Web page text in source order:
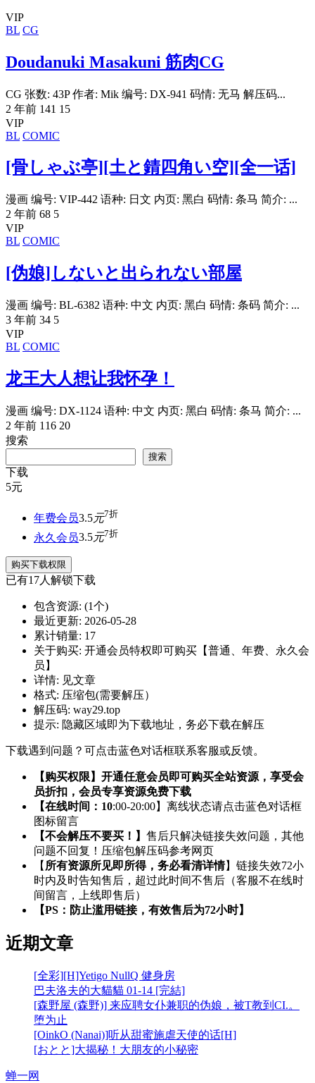
VIP
BL CG
Doudanuki Masakuni 筋肉CG
CG 张数: 43P 作者: Mik 编号: DX-941 码情: 无马 解压码...
2 年前 141 15
VIP
BL COMIC
[骨しゃぶ亭][土と錆四角い空][全一话]
漫画 编号: VIP-442 语种: 日文 内页: 黑白 码情: 条马 简介: ...
2 年前 68 5
VIP
BL COMIC
[伪娘]しないと出られない部屋
漫画 编号: BL-6382 语种: 中文 内页: 黑白 码情: 条码 简介: ...
3 年前 34 5
VIP
BL COMIC
龙王大人想让我怀孕！
漫画 编号: DX-1124 语种: 中文 内页: 黑白 码情: 条马 简介: ...
2 年前 116 20
搜索
搜索
下载
5元
年费会员3.5元7折
永久会员3.5元7折
购买下载权限
已有17人解锁下载
包含资源: (1个)
最近更新: 2026-05-28
累计销量: 17
关于购买: 开通会员特权即可购买【普通、年费、永久会
员】
详情: 见文章
格式: 压缩包(需要解压）
解压码: way29.top
提示: 隐藏区域即为下载地址，务必下载在解压
下载遇到问题？可点击蓝色对话框联系客服或反馈。
【购买权限】开通任意会员即可购买全站资源，享受会
员折扣，会员专享资源免费下载
【在线时间：10:00-20:00】离线状态请点击蓝色对话框
图标留言
【不会解压不要买！】 售后只解决链接失效问题，其他
问题不回复！压缩包解压码参考网页
【 所有资源所见即所得，务必看清详情】链接失效72小
时内及时告知售后，超过此时间不售后（客服不在线时
间留言，上线即售后）
【PS：防止滥用链接，有效售后为72小时】
近期文章
[全彩][H]Yetigo NullQ 健身房
巴夫洛夫的大貓貓 01-14 [完結]
[森野屋 (森野)] 来应聘女仆兼职的伪娘，被T教到CI.。
堕为止
[OinkO (Nanai)]听从甜蜜施虐天使的话[H]
[おとと]大揭秘！大朋友的小秘密
蝉一网